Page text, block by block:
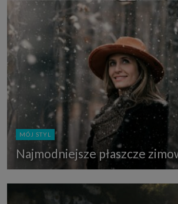
MÓJ STYL
Najmodniejsze płaszcze